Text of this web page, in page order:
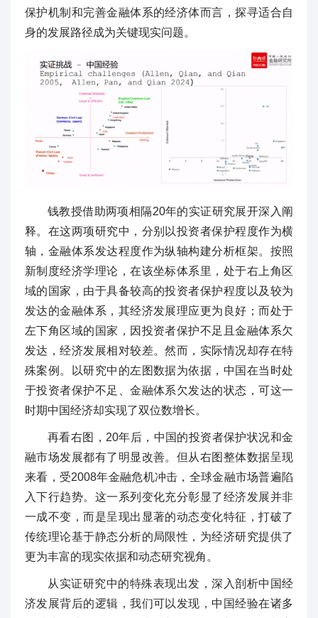
保护机制和完善金融体系的经济体而言，探寻适合自
身的发展路径成为关键现实问题。
钱教授借助两项相隔20年的实证研究展开深入阐
释。在这两项研究中，分别以投资者保护程度作为横
轴，金融体系发达程度作为纵轴构建分析框架。按照
新制度经济学理论，在该坐标体系里，处于右上角区
域的国家，由于具备较高的投资者保护程度以及较为
发达的金融体系，其经济发展理应更为良好；而处于
左下角区域的国家，因投资者保护不足且金融体系欠
发达，经济发展相对较差。然而，实际情况却存在特
殊案例。以研究中的左图数据为依据，中国在当时处
于投资者保护不足、金融体系欠发达的状态，可这一
时期中国经济却实现了双位数增长。
再看右图，20年后，中国的投资者保护状况和金
融市场发展都有了明显改善。但从右图整体数据呈现
来看，受2008年金融危机冲击，全球金融市场普遍陷
入下行趋势。这一系列变化充分彰显了经济发展并非
一成不变，而是呈现出显著的动态变化特征，打破了
传统理论基于静态分析的局限性，为经济研究提供了
更为丰富的现实依据和动态研究视角。
从实证研究中的特殊表现出发，深入剖析中国经
济发展背后的逻辑，我们可以发现，中国经验在诸多